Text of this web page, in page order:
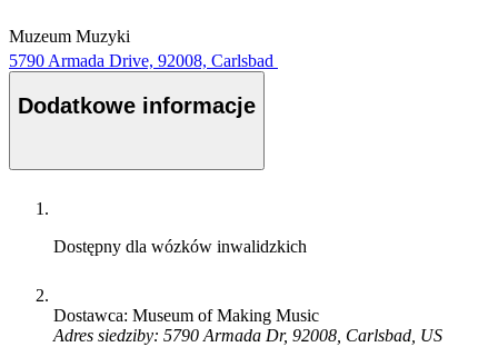
Muzeum Muzyki
5790 Armada Drive, 92008, Carlsbad
Dodatkowe informacje
Dostępny dla wózków inwalidzkich
Dostawca: Museum of Making Music
Adres siedziby: 5790 Armada Dr, 92008, Carlsbad, US